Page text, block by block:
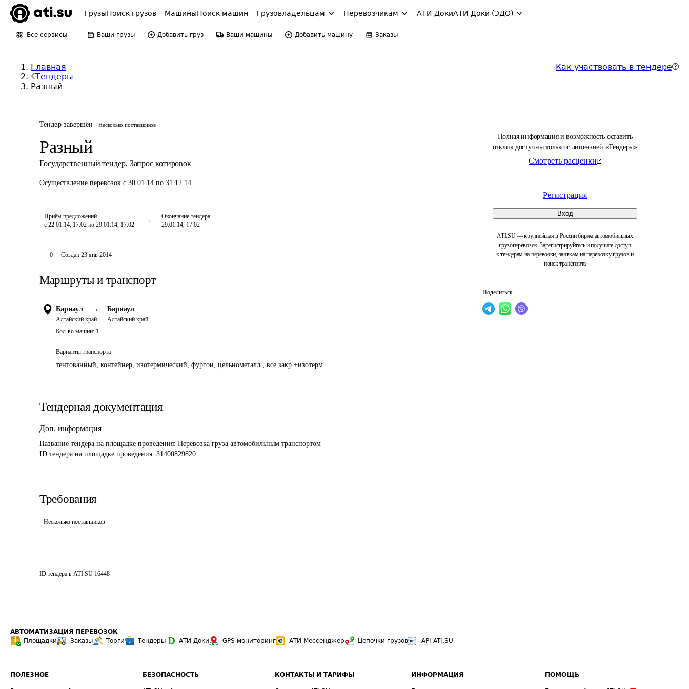
ГрузыПоиск грузов МашиныПоиск машин Грузовладельцам Перевозчикам АТИ-ДокиАТИ-Доки (ЭДО)
Все сервисы Ваши грузы Добавить груз Ваши машины Добавить машину Заказы
Главная
Тендеры
Разный
Как участвовать в тендере
Тендер завершён Несколько поставщиков
Разный
Государственный тендер, Запрос котировок
Осуществление перевозок с 30.01.14 по 31.12.14
Приём предложений
с 22.01.14, 17:02 по 29.01.14, 17:02
Окончание тендера
29.01.14, 17:02
Полная информация и возможность оставить
отклик доступны только с лицензией «Тендеры»
Смотреть расценки
Регистрация
Вход
ATI.SU — крупнейшая в России биржа автомобильных
грузоперевозок. Зарегистрируйтесь и получите доступ
к тендерам на перевозки, заявкам на перевозку грузов и
поиск транспорта
Поделиться
0 Создан 23 янв 2014
Маршруты и транспорт
Барнаул →
Алтайский край
Барнаул
Алтайский край
Кол-во машин: 1
Варианты транспорта
тентованный, контейнер, изотермический, фургон, цельнометалл., все закр.+изотерм
Тендерная документация
Доп. информация
Название тендера на площадке проведения: Перевозка груза автомобильным транспортом
ID тендера на площадке проведения: 31400829820
Требования
Несколько поставщиков
ID тендера в ATI.SU 16448
АВТОМАТИЗАЦИЯ ПЕРЕВОЗОК
Площадки
Заказы Торги Тендеры АТИ-Доки GPS-мониторинг АТИ Мессенджер Цепочки грузов API ATI.SU
ПОЛЕЗНОЕ БЕЗОПАСНОСТЬ КОНТАКТЫ И ТАРИФЫ ИНФОРМАЦИЯ ПОМОЩЬ